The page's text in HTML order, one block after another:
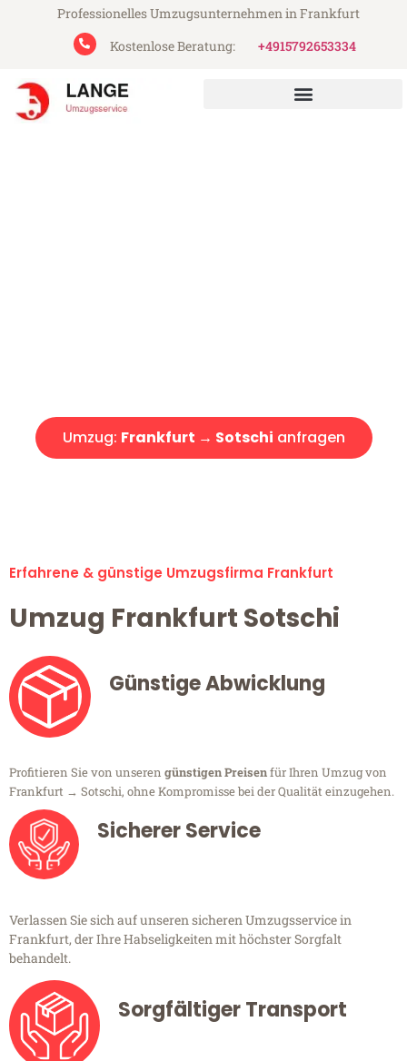
Professionelles Umzugsunternehmen in Frankfurt
Kostenlose Beratung:
+4915792653334
Umzug: Frankfurt → Sotschi anfragen
Erfahrene & günstige Umzugsfirma Frankfurt
Umzug Frankfurt Sotschi
Günstige Abwicklung
Profitieren Sie von unseren günstigen Preisenfür Ihren Umzug von
Frankfurt → Sotschi, ohne Kompromisse bei der Qualität einzugehen.
Sicherer Service
Verlassen Sie sich auf unseren sicheren Umzugsservice in
Frankfurt, der Ihre Habseligkeiten mit höchster Sorgfalt
behandelt.
Sorgfältiger Transport